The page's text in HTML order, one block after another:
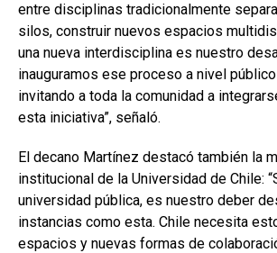
entre disciplinas tradicionalmente
silos, construir nuevos espacios
una nueva interdisciplina es nuestro
inauguramos ese proceso a nivel
invitando a toda la comunidad a
esta iniciativa”, señaló.
El decano Martínez destacó también la
institucional de la Universidad de Chile:
universidad pública, es nuestro deber
instancias como esta. Chile necesita
espacios y nuevas formas de